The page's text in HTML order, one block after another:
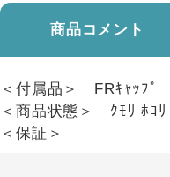
商品コメント
＜付属品＞ FRｷｬｯﾌﾟ
＜商品状態＞ ｸﾓﾘ ﾎｺﾘ
＜保証＞